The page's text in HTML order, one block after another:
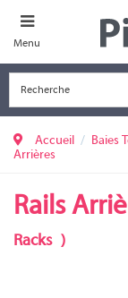
Menu
Accueil Baies
Arrières
Rails
Racks )